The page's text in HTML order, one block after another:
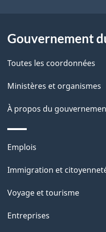
l
p
a
g
e
Gouvernement
Toutes les coordonnées
Ministères et organismes
À propos du
Thèmes
sujets
Emplois
Immigration et
Voyage et tourisme
Entreprises